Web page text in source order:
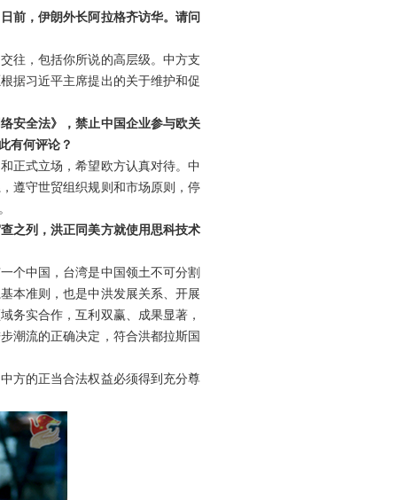
前，伊朗外长阿拉格齐访华。请问
往，包括你所说的高层级。中方支
据习近平主席提出的关于维护和促
安全法》，禁止中国企业参与欧关
有何评论？
正式立场，希望欧方认真对待。中
遵守世贸组织规则和市场原则，停
之列，洪正同美方就使用思科技术
个中国，台湾是中国领土不可分割
本准则，也是中洪发展关系、开展
务实合作，互利双赢、成果显著，
潮流的正确决定，符合洪都拉斯国
方的正当合法权益必须得到充分尊